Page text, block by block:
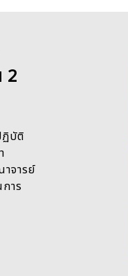
2
บัติ
จารย์
าร